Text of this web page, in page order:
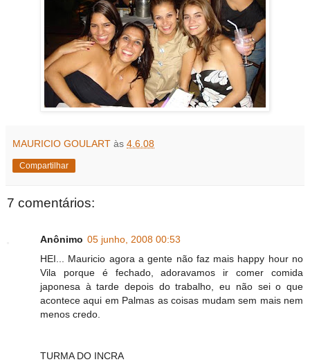
MAURICIO GOULART às 4.6.08
Compartilhar
7 comentários:
Anônimo 05 junho, 2008 00:53
HEI... Mauricio agora a gente não faz mais happy hour no
Vila porque é fechado, adoravamos ir comer comida
japonesa à tarde depois do trabalho, eu não sei o que
acontece aqui em Palmas as coisas mudam sem mais nem
menos credo.
TURMA DO INCRA